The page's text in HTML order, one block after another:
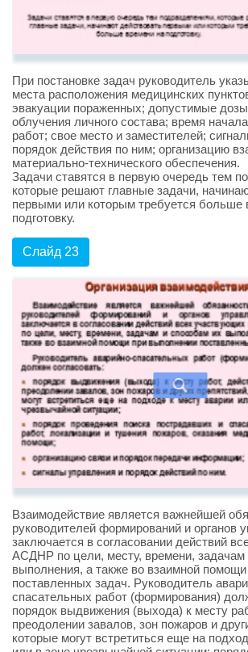
При постановке задач руководитель
места расположения медицинских
эвакуации пораженных; допустимые дозы
облучения личного состава; время
работ; свое место и заместителей;
порядок действия по ним; организацию
материально-технического обеспечения.
Задачи ставятся в первую очередь тем
которые решают главные задачи,
первыми или которым требуется больше
подготовку.
Слайд 23
Взаимодействие является важнейшей
руководителей формирований и органов
заключается в согласовании действий
АСДНР по цели, месту, времени, задачам
выполнения, а также во взаимной
поставленных задач. Руководитель
спасательных работ (формирования)
порядок выдвижения (выхода) к месту
преодолении завалов, зон пожаров и
которые могут встретиться еще на